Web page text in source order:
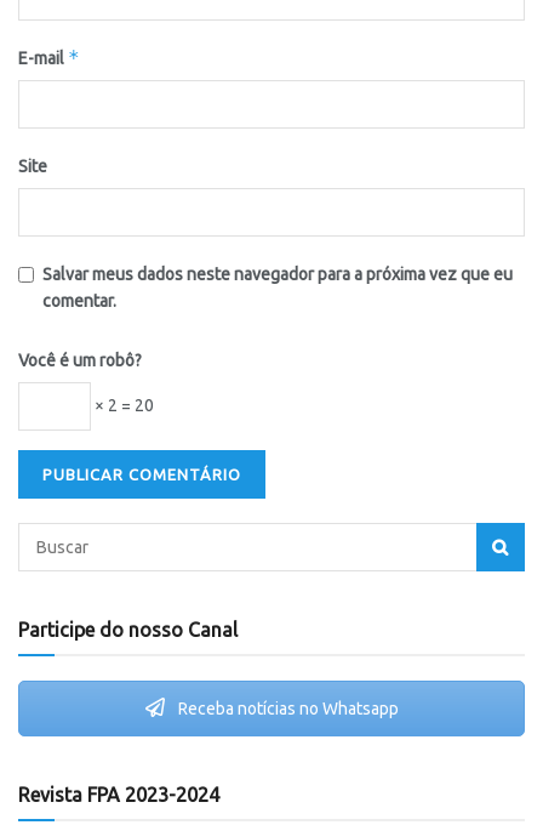
E-mail *
Site
Salvar meus dados neste navegador para a próxima vez que eu
comentar.
Você é um robô?
× 2 = 20
Participe do nosso Canal
Receba notícias no Whatsapp
Revista FPA 2023-2024